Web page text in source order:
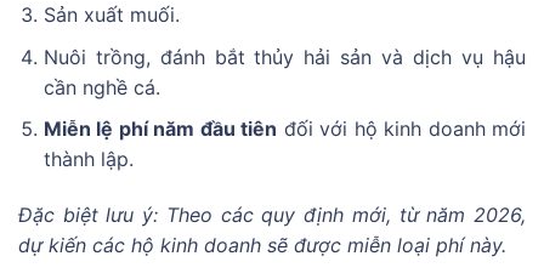
Sản xuất muối.
Nuôi trồng, đánh bắt thủy hải sản và dịch vụ hậu
cần nghề cá.
Miễn lệ phí năm đầu tiên đối với hộ kinh doanh mới
thành lập.
Đặc biệt lưu ý: Theo các quy định mới, từ năm 2026,
dự kiến các hộ kinh doanh sẽ được miễn loại phí này.